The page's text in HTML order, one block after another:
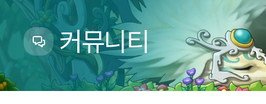
이벤트
캐시샵 공지
메이플 알림판
with maple
추가정보
커뮤니티